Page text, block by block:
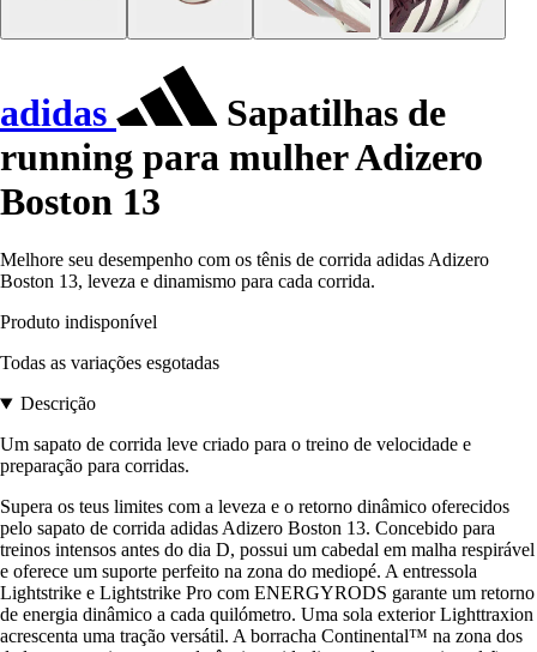
adidas
Sapatilhas de
running para mulher Adizero
Boston 13
Melhore seu desempenho com os tênis de corrida adidas Adizero
Boston 13, leveza e dinamismo para cada corrida.
Produto indisponível
Todas as variações esgotadas
Descrição
Um sapato de corrida leve criado para o treino de velocidade e
preparação para corridas.
Supera os teus limites com a leveza e o retorno dinâmico oferecidos
pelo sapato de corrida adidas Adizero Boston 13. Concebido para
treinos intensos antes do dia D, possui um cabedal em malha respirável
e oferece um suporte perfeito na zona do mediopé. A entressola
Lightstrike e Lightstrike Pro com ENERGYRODS garante um retorno
de energia dinâmico a cada quilómetro. Uma sola exterior Lighttraxion
acrescenta uma tração versátil. A borracha Continental™ na zona dos